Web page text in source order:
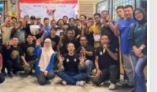
Orado Warnai Grand Opening